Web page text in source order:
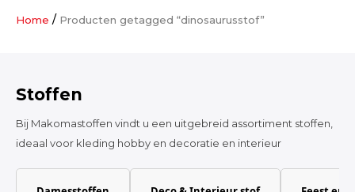
Damesstoffen
Home / Producten getagged “dinosaurusstof”
Stoffen
Bij Makomastoffen vindt u een uitgebreid assortiment stoffen,
ideaal voor kleding hobby en decoratie en interieur